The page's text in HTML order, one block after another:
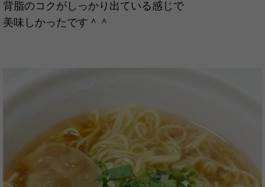
背脂のコクがしっかり出ている感じで
美味しかったです＾＾